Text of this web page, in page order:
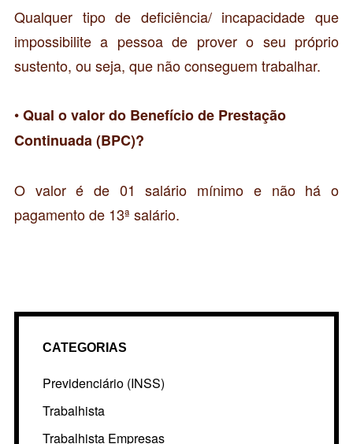
Qualquer tipo de deficiência/ incapacidade que
impossibilite a pessoa de prover o seu próprio
sustento, ou seja, que não conseguem trabalhar.
•Qual o valor do Benefício de Prestação
Continuada (BPC)?
O valor é de 01 salário mínimo e não há o
pagamento de 13ª salário.
CATEGORIAS
Previdenciário (INSS)
Trabalhista
Trabalhista Empresas